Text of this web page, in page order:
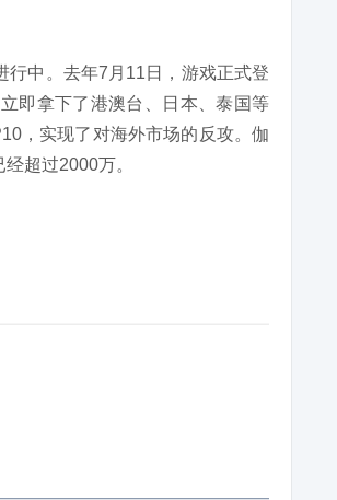
行中。去年7月11日，游戏正式登
即拿下了港澳台、日本、泰国等
，实现了对海外市场的反攻。伽
超过2000万。